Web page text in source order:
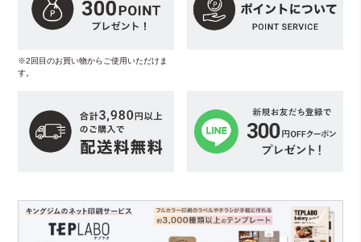
※2回目のお買い物からご使用いただけま
す。